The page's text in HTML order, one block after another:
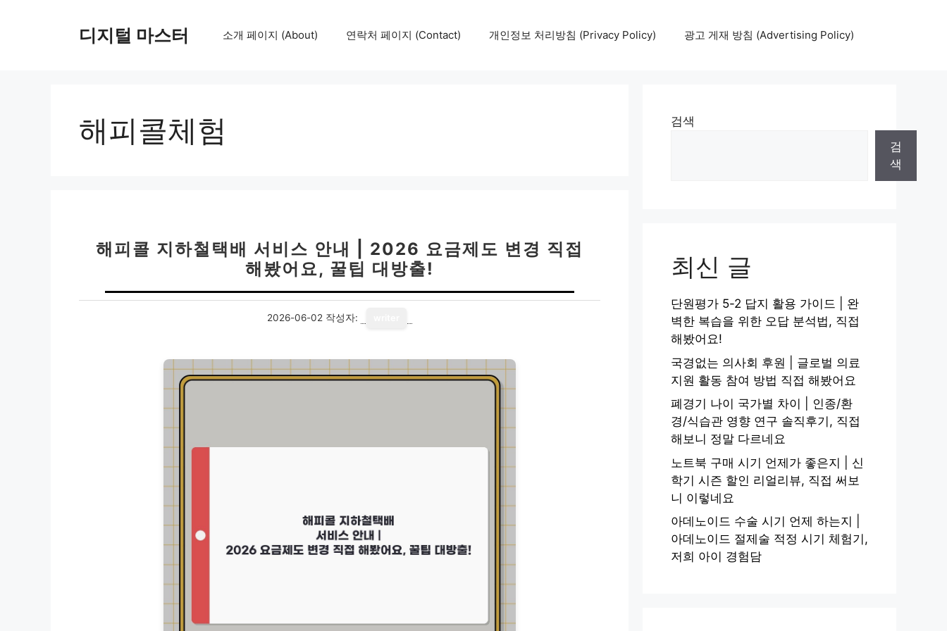
디지털 마스터 소개 페이지 (About) 연락처 페이지 (Contact) 개인정보 처리방침 (Privacy Policy) 광고 게재 방침 (Advertising Policy)
해피콜체험
해피콜 지하철택배 서비스 안내 | 2026 요금제도 변경 직접
해봤어요, 꿀팁 대방출!
2026-06-02 작성자:
검색
검
색
최신 글
단원평가 5-2 답지 활용 가이드 | 완
벽한 복습을 위한 오답 분석법, 직접
해봤어요!
국경없는 의사회 후원 | 글로벌 의료
지원 활동 참여 방법 직접 해봤어요
폐경기 나이 국가별 차이 | 인종/환
경/식습관 영향 연구 솔직후기, 직접
해보니 정말 다르네요
노트북 구매 시기 언제가 좋은지 | 신
학기 시즌 할인 리얼리뷰, 직접 써보
니 이렇네요
아데노이드 수술 시기 언제 하는지 |
아데노이드 절제술 적정 시기 체험기,
저희 아이 경험담